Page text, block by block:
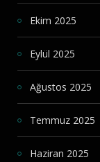
Ekim 2025
Eylül 2025
Ağustos 2025
Temmuz 2025
Haziran 2025